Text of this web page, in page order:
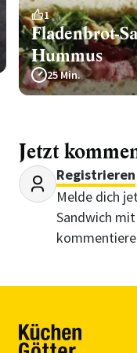
1
Fladenbrot-
Hummus
25 Min.
Jetzt
Registrieren
Melde dich
Sandwich